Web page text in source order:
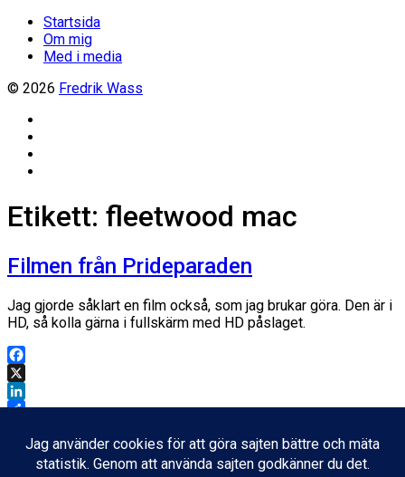
Startsida
Om mig
Med i media
© 2026 Fredrik Wass
Etikett: fleetwood mac
Filmen från Prideparaden
Jag gjorde såklart en film också, som jag brukar göra. Den är i
HD, så kolla gärna i fullskärm med HD påslaget.
Facebook
X
LinkedIn
Inläggsdatum
6 augusti, 2011